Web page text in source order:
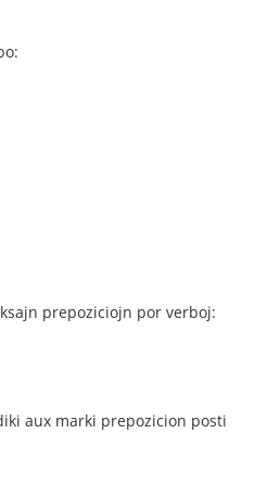
prepoziciojn por verboj:
aux marki prepozicion posti